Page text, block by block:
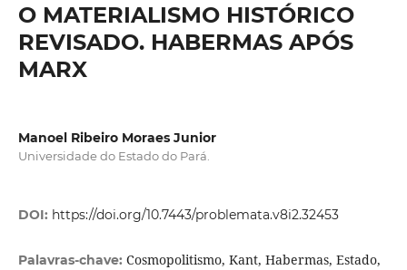
O MATERIALISMO HISTÓRICO
REVISADO. HABERMAS APÓS
MARX
Manoel Ribeiro Moraes Junior
Universidade do Estado do Pará.
DOI: https://doi.org/10.7443/problemata.v8i2.32453
Palavras-chave: Cosmopolitismo, Kant, Habermas, Estado,